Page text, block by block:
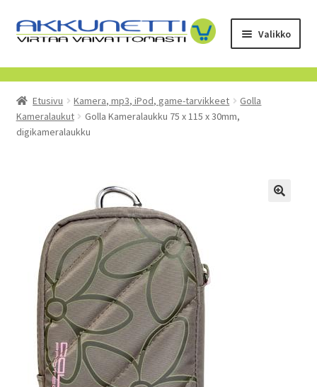
Siirry
navigointiin
Siirry
sisältöön
Valikko
Kauppa
Tietoa meistä
POISTUVAT TUOTTEET
Etusivu Kamera, mp3, iPod, game-tarvikkeet
Golla
Kameralaukut
Golla Kameralaukku 75 x 115 x 30mm,
digikameralaukku